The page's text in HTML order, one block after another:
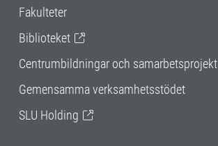
Fakulteter
Biblioteket
Centrumbildningar och samarbetsprojekt
Gemensamma verksamhetsstödet
SLU Holding